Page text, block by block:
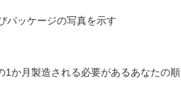
パッケージの写真を示す
か月製造される必要があるあなたの順